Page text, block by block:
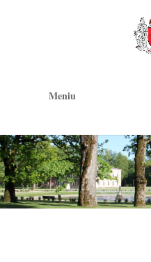
Meniu